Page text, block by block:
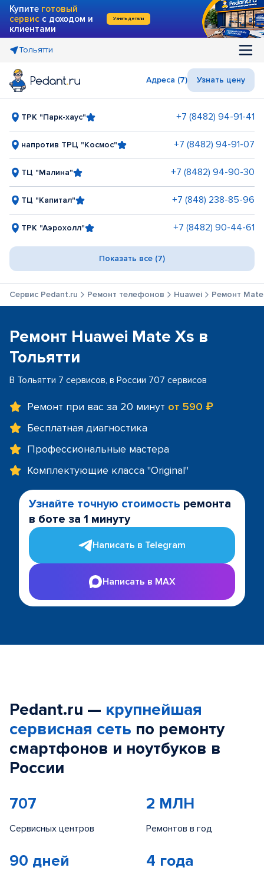
Купите готовый
сервис с доходом и
клиентами
Узнать детали
Тольятти
Адреса (7) Узнать цену
ТРК "Парк-хаус" +7 (8482) 94-91-41
напротив ТРЦ "Космос" +7 (8482) 94-91-07
ТЦ "Малина" +7 (8482) 94-90-30
ТЦ "Капитал" +7 (848) 238-85-96
ТРК "Аэрохолл" +7 (8482) 90-44-61
Показать все (7)
Сервис Pedant.ru Ремонт телефонов Huawei Ремонт
Ремонт Huawei Mate Xs в
Тольятти
В Тольятти 7 сервисов, в России 707 сервисов
Ремонт при вас за 20 минут от 590 ₽
Бесплатная диагностика
Профессиональные мастера
Комплектующие класса "Original"
Узнайте точную стоимость ремонта
в боте за 1 минуту
Написать в Telegram
Написать в MAX
Pedant.ru — крупнейшая
сервисная сеть по ремонту
смартфонов и ноутбуков в
России
707
Сервисных центров
2 МЛН
Ремонтов в год
90 дней 4 года